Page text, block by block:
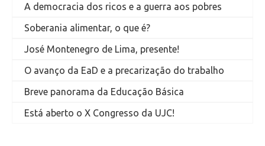
A democracia dos ricos e a guerra aos pobres
Soberania alimentar, o que é?
José Montenegro de Lima, presente!
O avanço da EaD e a precarização do trabalho
Breve panorama da Educação Básica
Está aberto o X Congresso da UJC!